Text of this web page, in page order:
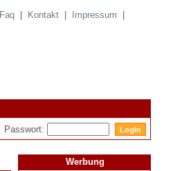
Faq Kontakt Impressum
Passwort:
Werbung